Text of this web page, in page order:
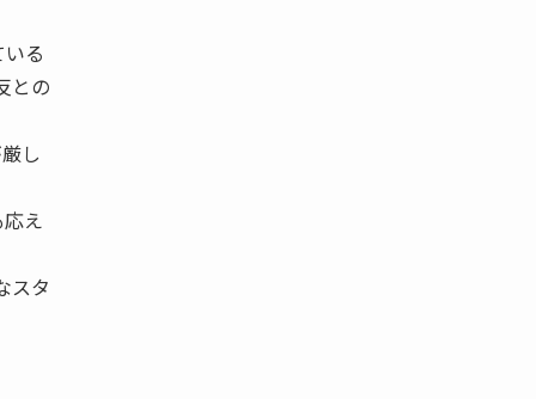
る
との
し
え
スタ